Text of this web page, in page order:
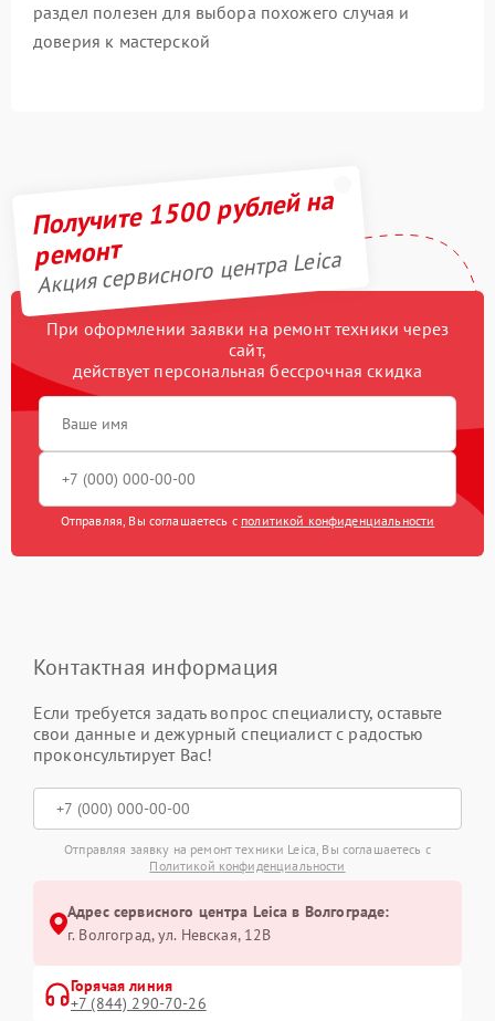
раздел полезен для выбора похожего случая и
доверия к мастерской
Получите 1500 рублей на
ремонт
Акция сервисного центра Leica
При оформлении заявки на ремонт техники через
сайт,
действует персональная бессрочная скидка
Отправляя, Вы соглашаетесь с политикой конфиденциальности
Контактная информация
Если требуется задать вопрос специалисту, оставьте
свои данные и дежурный специалист с радостью
проконсультирует Вас!
Отправляя заявку на ремонт техники Leica, Вы соглашаетесь с
Политикой конфиденциальности
Адрес сервисного центра Leica в Волгограде:
г. Волгоград, ул. Невская, 12В
Горячая линия
+7 (844) 290-70-26